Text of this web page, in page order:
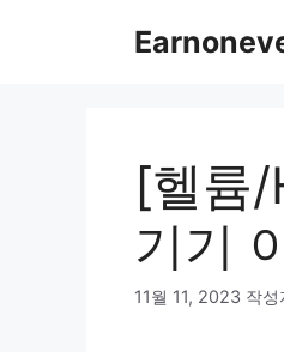
[헬륨
기기
11월 11, 2023 작성